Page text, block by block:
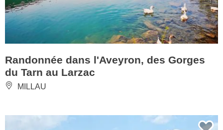
Randonnée dans l'Aveyron, des Gorges
du Tarn au Larzac
MILLAU